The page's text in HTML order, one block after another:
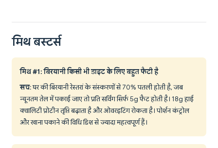
मिथ बस्टर्स
मिथ #1: बिरयानी किसी भी डाइट के लिए बहुत फैटी है
सच: घर की बिरयानी रेस्तरां के संस्करणों से 70% पतली होती है, जब
न्यूनतम तेल में पकाई जाए तो प्रति सर्विंग सिर्फ 5g फैट होती है। 18g हाई
क्वालिटी प्रोटीन तृप्ति बढ़ाता है और ओवरइटिंग रोकता है। पोर्शन कंट्रोल
और खाना पकाने की विधि डिश से ज्यादा महत्वपूर्ण हैं।